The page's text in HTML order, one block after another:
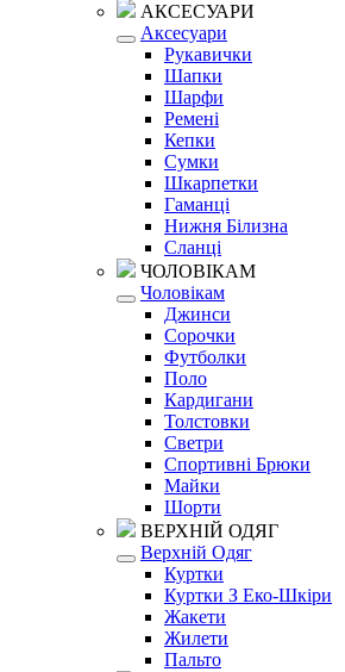
АКСЕСУАРИ
Аксесуари
Рукавички
Шапки
Шарфи
Ремені
Кепки
Сумки
Шкарпетки
Гаманці
Нижня Білизна
Сланці
ЧОЛОВІКАМ
Чоловікам
Джинси
Сорочки
Футболки
Поло
Кардигани
Толстовки
Светри
Спортивні Брюки
Майки
Шорти
ВЕРХНІЙ ОДЯГ
Верхній Одяг
Куртки
Куртки З Еко-Шкіри
Жакети
Жилети
Пальто